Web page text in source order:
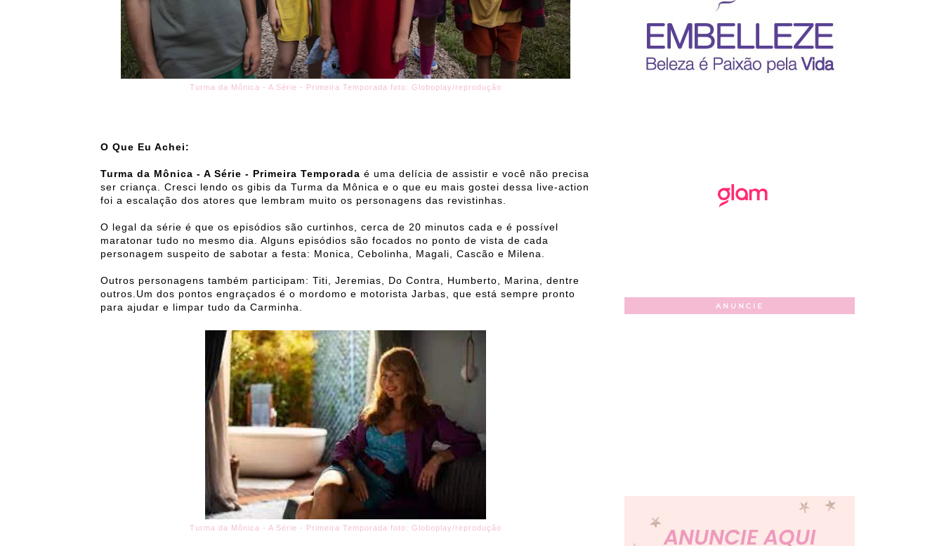
Turma da Mônica - A Série - Primeira Temporada foto: Globoplay/reprodução
O Que Eu Achei:
Turma da Mônica - A Série - Primeira Temporada é uma delícia de assistir e você não precisa
ser criança. Cresci lendo os gibis da Turma da Mônica e o que eu mais gostei dessa live-action
foi a escalação dos atores que lembram muito os personagens das revistinhas.
O legal da série é que os episódios são curtinhos, cerca de 20 minutos cada e é possível
maratonar tudo no mesmo dia. Alguns episódios são focados no ponto de vista de cada
personagem suspeito de sabotar a festa: Monica, Cebolinha, Magali, Cascão e Milena.
Outros personagens também participam: Titi, Jeremias, Do Contra, Humberto, Marina, dentre
outros.Um dos pontos engraçados é o mordomo e motorista Jarbas, que está sempre pronto
para ajudar e limpar tudo da Carminha.
Turma da Mônica - A Série - Primeira Temporada foto: Globoplay/reprodução
ANUNCIE